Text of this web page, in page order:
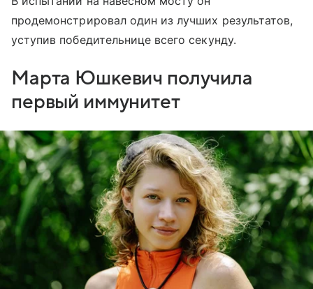
продемонстрировал один из лучших результатов,
уступив победительнице всего секунду.
Марта Юшкевич получила
первый иммунитет